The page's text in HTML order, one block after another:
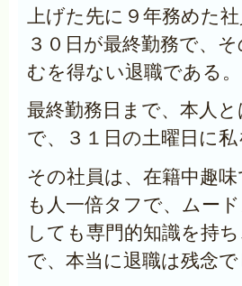
上げた先に９年務めた
３０日が最終勤務で、
むを得ない退職である。
最終勤務日まで、本人
で、３１日の土曜日に
その社員は、在籍中趣
も人一倍タフで、ムー
しても専門的知識を持
で、本当に退職は残念で